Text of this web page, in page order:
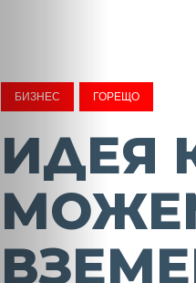
БИЗНЕС ГОРЕЩО
ИДЕЯ